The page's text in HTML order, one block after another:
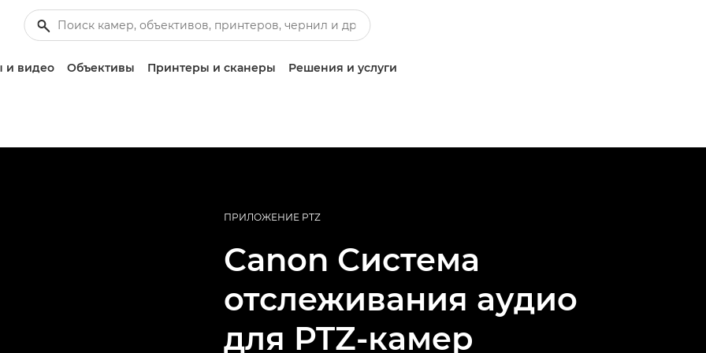
и видео Объективы Принтеры и сканеры Решения и услуги
ПРИЛОЖЕНИЕ PTZ
Canon Система
отслеживания аудио
для PTZ-камер